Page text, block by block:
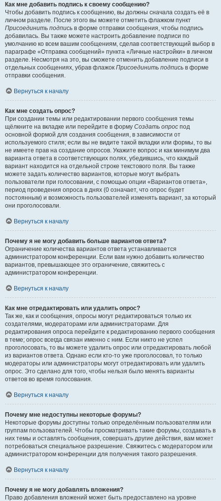
Как мне добавить подпись к своему сообщению?
Чтобы добавить подпись к сообщению, вы должны сначала создать её в
личном разделе. После этого вы можете отметить флажком пункт
Присоединить подпись в форме отправки сообщения, чтобы подпись
добавилась. Вы также можете настроить добавление подписи по
умолчанию ко всем вашим сообщениям, сделав соответствующий выбор в
параграфе «Отправка сообщений» пункта «Личные настройки» в личном
разделе. Несмотря на это, вы сможете отменить добавление подписи в
отдельных сообщениях, убрав флажок Присоединить подпись в форме
отправки сообщения.
Вернуться к началу
Как мне создать опрос?
При создании темы или редактировании первого сообщения темы
щёлкните на вкладке или перейдите в форму Создать опрос под
основной формой для создания сообщения, в зависимости от
используемого стиля; если вы не видите такой вкладки или формы, то вы
не имеете прав на создание опросов. Укажите вопрос и как минимум два
варианта ответа в соответствующих полях, убедившись, что каждый
вариант находится на отдельной строке текстового поля. Вы также
можете задать количество вариантов, которые могут выбрать
пользователи при голосовании, с помощью опции «Вариантов ответа»,
период проведения опроса в днях (0 означает, что опрос будет
постоянным) и возможность пользователей изменять вариант, за который
они проголосовали.
Вернуться к началу
Почему я не могу добавить больше вариантов ответа?
Ограничение количества вариантов ответа устанавливается
администратором конференции. Если вам нужно добавить количество
вариантов, превышающее это ограничение, свяжитесь с
администратором конференции.
Вернуться к началу
Как мне отредактировать или удалить опрос?
Так же, как и сообщения, опросы могут редактироваться только их
создателями, модераторами или администраторами. Для
редактирования опроса перейдите к редактированию первого сообщения
в теме; опрос всегда связан именно с ним. Если никто не успел
проголосовать, то вы можете удалить опрос или отредактировать любой
из вариантов ответа. Однако если кто-то уже проголосовал, то только
модераторы или администраторы могут отредактировать или удалить
опрос. Это сделано для того, чтобы нельзя было менять варианты
ответов во время голосования.
Вернуться к началу
Почему мне недоступны некоторые форумы?
Некоторые форумы доступны только определённым пользователям или
группам пользователей. Чтобы просматривать такие форумы, создавать в
них темы и оставлять сообщения, совершать другие действия, вам может
потребоваться специальное разрешение. Свяжитесь с модератором или
администратором конференции для получения такого разрешения.
Вернуться к началу
Почему я не могу добавлять вложения?
Право добавления вложений может быть предоставлено на уровне